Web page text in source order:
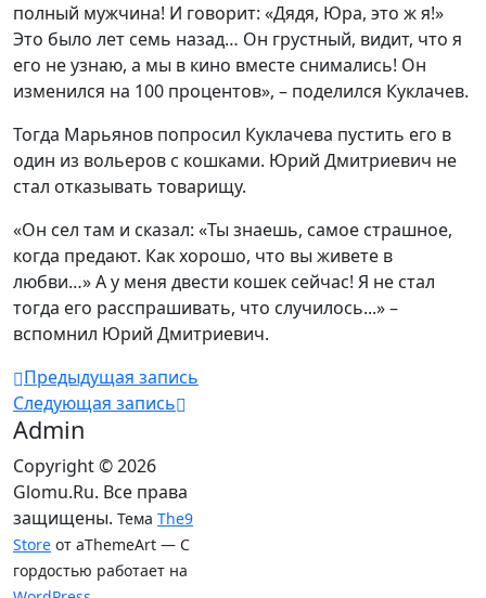
полный мужчина! И говорит: «Дядя, Юра, это ж я!»
Это было лет семь назад… Он грустный, видит, что я
его не узнаю, а мы в кино вместе снимались! Он
изменился на 100 процентов», – поделился Куклачев.
Тогда Марьянов попросил Куклачева пустить его в
один из вольеров с кошками. Юрий Дмитриевич не
стал отказывать товарищу.
«Он сел там и сказал: «Ты знаешь, самое страшное,
когда предают. Как хорошо, что вы живете в
любви…» А у меня двести кошек сейчас! Я не стал
тогда его расспрашивать, что случилось...» –
вспомнил Юрий Дмитриевич.
Предыдущая запись
Следующая запись
Admin
Copyright © 2026
Glomu.Ru. Все права
защищены. Тема The9
Store от aThemeArt — С
гордостью работает на